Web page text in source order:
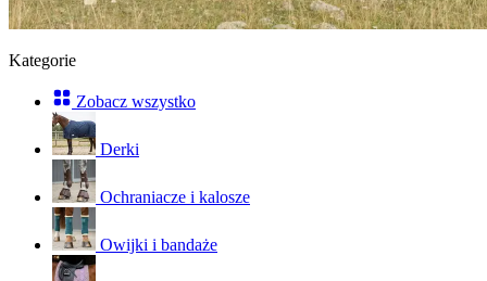
Kategorie
Zobacz wszystko
Derki
Ochraniacze i kalosze
Owijki i bandaże